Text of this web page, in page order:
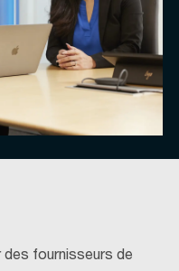
fournisseurs de